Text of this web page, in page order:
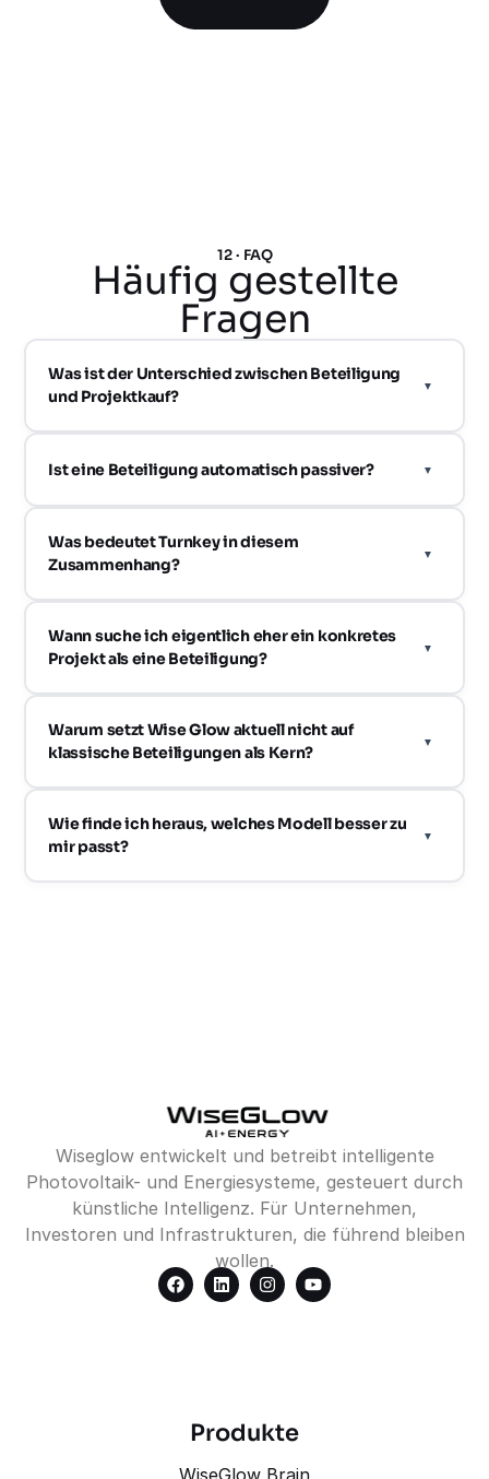
12 · FAQ
Häufig gestellte
Fragen
Was ist der Unterschied zwischen Beteiligung
und Projektkauf?
Ist eine Beteiligung automatisch passiver?
Was bedeutet Turnkey in diesem
Zusammenhang?
Wann suche ich eigentlich eher ein konkretes
Projekt als eine Beteiligung?
Warum setzt Wise Glow aktuell nicht auf
klassische Beteiligungen als Kern?
Wie finde ich heraus, welches Modell besser zu
mir passt?
Wiseglow entwickelt und betreibt intelligente
Photovoltaik- und Energiesysteme, gesteuert durch
künstliche Intelligenz. Für Unternehmen,
Investoren und Infrastrukturen, die führend bleiben
wollen.
Produkte
WiseGlow Brain